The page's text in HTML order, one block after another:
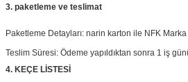
3. paketleme ve teslimat
Paketleme Detayları: narin karton ile NFK
Teslim Süresi: Ödeme yapıldıktan sonra 1 iş
4. KEÇE LİSTESİ